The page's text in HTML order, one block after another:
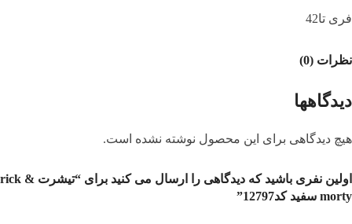
فری تا42
نظرات (0)
دیدگاهها
هیچ دیدگاهی برای این محصول نوشته نشده است.
اولین نفری باشید که دیدگاهی را ارسال می کنید برای “تیشرت rick &
morty سفید کد12797”